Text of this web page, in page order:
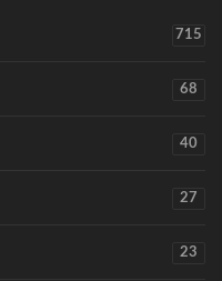
715
68
40
27
23